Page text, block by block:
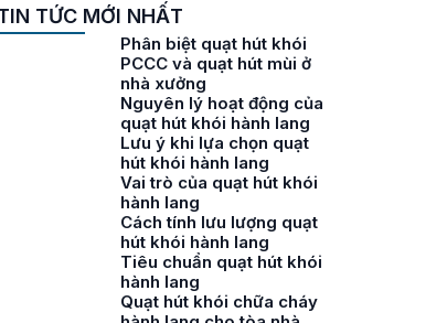
TỨC MỚI NHẤT
Phân biệt quạt hút khói
PCCC và quạt hút mùi ở
nhà xưởng
Nguyên lý hoạt động của
quạt hút khói hành lang
Lưu ý khi lựa chọn quạt
hút khói hành lang
Vai trò của quạt hút khói
hành lang
Cách tính lưu lượng quạt
hút khói hành lang
Tiêu chuẩn quạt hút khói
hành lang
Quạt hút khói chữa cháy